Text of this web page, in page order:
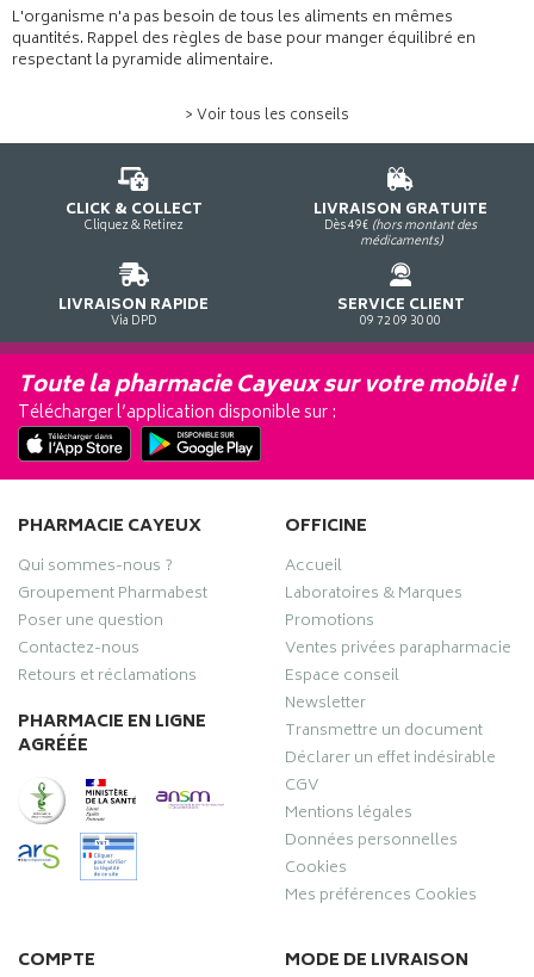
L'organisme n'a pas besoin de tous les aliments en mêmes
quantités. Rappel des règles de base pour manger équilibré en
respectant la pyramide alimentaire.
> Voir tous les conseils
CLICK & COLLECT
Cliquez & Retirez
LIVRAISON GRATUITE
Dès 49€ (hors montant des
médicaments)
LIVRAISON RAPIDE
Via DPD
SERVICE CLIENT
09 72 09 30 00
Toute la pharmacie Cayeux sur votre mobile !
Télécharger l’application disponible sur :
PHARMACIE CAYEUX
Qui sommes-nous ?
Groupement Pharmabest
Poser une question
Contactez-nous
Retours et réclamations
PHARMACIE EN LIGNE
AGRÉÉE
OFFICINE
Accueil
Laboratoires & Marques
Promotions
Ventes privées parapharmacie
Espace conseil
Newsletter
Transmettre un document
Déclarer un effet indésirable
CGV
Mentions légales
Données personnelles
Cookies
Mes préférences Cookies
COMPTE MODE DE LIVRAISON